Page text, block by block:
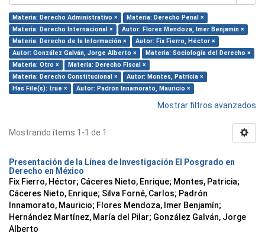
Materia: Derecho Administrativo ×
Materia: Derecho Penal ×
Materia: Derecho Internacional ×
Autor: Flores Mendoza, Imer Benjamín ×
Materia: Derecho de la Información ×
Autor: Fix Fierro, Héctor ×
Autor: González Galván, Jorge Alberto ×
Materia: Sociología del Derecho ×
Materia: Otro ×
Materia: Derecho Fiscal ×
Materia: Derecho Constitucional ×
Autor: Montes, Patricia ×
Has File(s): true ×
Autor: Padrón Innamorato, Mauricio ×
Mostrar filtros avanzados
Mostrando ítems 1-1 de 1
Presentación de la Línea de Investigación El Posgrado en
Derecho en México
Fix Fierro, Héctor; Cáceres Nieto, Enrique; Montes, Patricia;
Cáceres Nieto, Enrique; Silva Forné, Carlos; Padrón
Innamorato, Mauricio; Flores Mendoza, Imer Benjamín;
Hernández Martínez, María del Pilar; González Galván, Jorge
Alberto